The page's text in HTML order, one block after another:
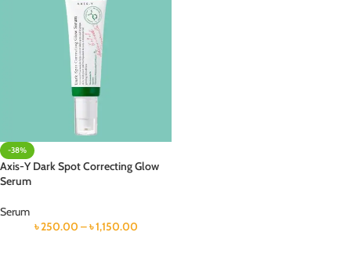
-38%
Axis-Y Dark Spot Correcting Glow
Serum
Serum
৳250.00 –৳1,150.00